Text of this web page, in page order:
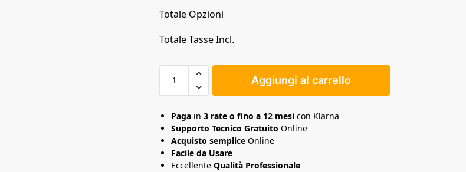
Totale Opzioni
Totale Tasse Incl.
Aggiungi al carrello
Paga in3 rate o fino a 12 mesi con Klarna
Supporto Tecnico Gratuito Online
Acquisto semplice Online
Facile da Usare
EccellenteQualità Professionale